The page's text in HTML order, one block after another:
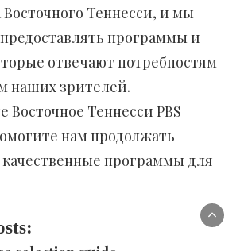
Восточного Теннесси, и мы
программы и
отвечают потребностям
наших зрителей.
Теннесси PBS
нам продолжать
качественные программы для